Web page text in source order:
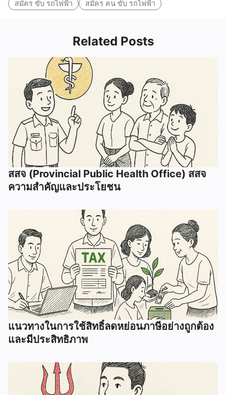
สมัคร ขับ รถไฟฟ้า
สมัคร คน ขับ รถไฟฟ้า
Related Posts
สสจ (Provincial Public Health Office) สสจ
ความสำคัญและประโยชน
แนวทางในการใช้สิทธิ์ลดหย่อนภาษีอย่างถูกต้อง
และมีประสิทธิภาพ